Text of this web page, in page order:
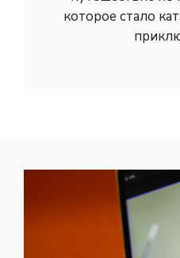
которое стало